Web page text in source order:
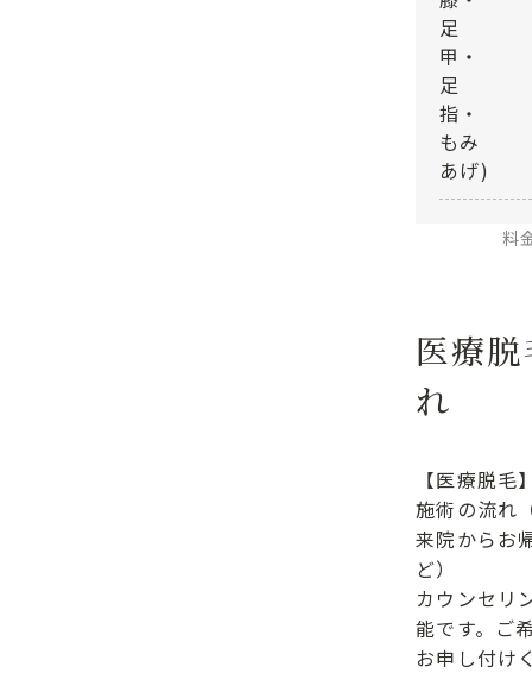
足
甲・
足
指・
もみ
あげ)
料
医療
れ
【医療脱毛
施術の流れ
来院からお
ど）
カウンセリ
能です。ご
お申し付け